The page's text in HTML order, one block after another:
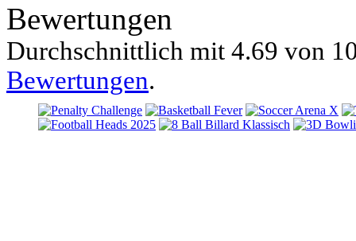
Bewertungen
Durchschnittlich mit 4.69 von
Bewertungen.